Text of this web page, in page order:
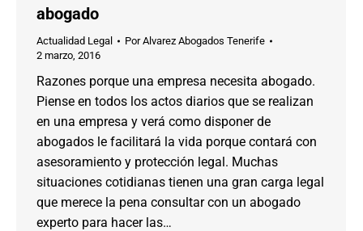
abogado
Actualidad Legal PorAlvarez Abogados Tenerife
2 marzo, 2016
Razones porque una empresa necesita abogado.
Piense en todos los actos diarios que se realizan
en una empresa y verá como disponer de
abogados le facilitará la vida porque contará con
asesoramiento y protección legal. Muchas
situaciones cotidianas tienen una gran carga legal
que merece la pena consultar con un abogado
experto para hacer las…